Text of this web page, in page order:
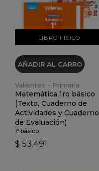
LIBRO FÍSICO
AÑADIR AL CARRO
Valientes - Primaria
Matemática 1ro básico
(Texto, Cuaderno de
Actividades y Cuaderno
de Evaluación)
1º básico
$ 53.491